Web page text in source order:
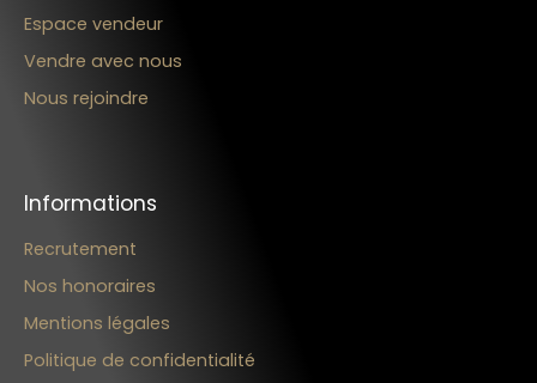
Espace vendeur
Vendre avec nous
Nous rejoindre
Informations
Recrutement
Nos honoraires
Mentions légales
Politique de confidentialité